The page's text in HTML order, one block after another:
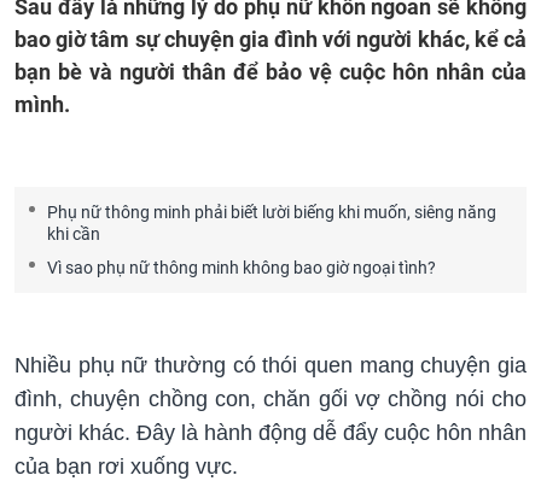
Sau đây là những lý do phụ nữ khôn ngoan sẽ không
bao giờ tâm sự chuyện gia đình với người khác, kể cả
bạn bè và người thân để bảo vệ cuộc hôn nhân của
mình.
Phụ nữ thông minh phải biết lười biếng khi muốn, siêng năng
khi cần
Vì sao phụ nữ thông minh không bao giờ ngoại tình?
Nhiều phụ nữ thường có thói quen mang chuyện gia
đình, chuyện chồng con, chăn gối vợ chồng nói cho
người khác. Đây là hành động dễ đẩy cuộc hôn nhân
của bạn rơi xuống vực.